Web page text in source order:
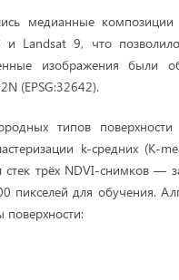
медианные
Landsat 9, что
изображения были
(EPSG:32642).
типов
k-средних (K-
трёх NDVI-снимков —
пикселей для обучения.
поверхности: